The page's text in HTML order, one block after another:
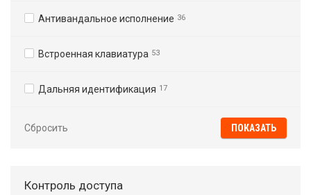
Антивандальное исполнение 36
Встроенная клавиатура 53
Дальняя идентификация 17
Сбросить
Контроль доступа